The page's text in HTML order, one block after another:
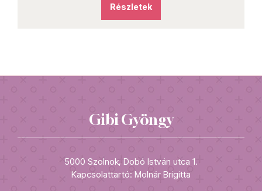
Részletek
Gibi Gyöngy
5000 Szolnok, Dobó István utca 1.
Kapcsolattartó: Molnár Brigitta